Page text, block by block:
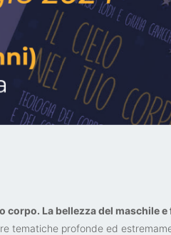
corpo. La bellezza del maschile
tematiche profonde ed